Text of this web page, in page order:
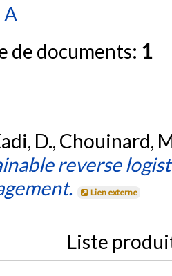
A
de documents: 1
D., Chouinard,
reverse
Lien externe
Liste